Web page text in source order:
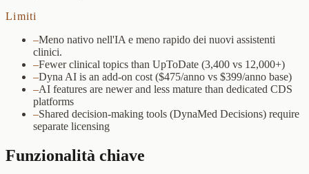
Limiti
–Meno nativo nell'IA e meno rapido dei nuovi assistenti
clinici.
–Fewer clinical topics than UpToDate (3,400 vs 12,000+)
–Dyna AI is an add-on cost ($475/anno vs $399/anno base)
–AI features are newer and less mature than dedicated CDS
platforms
–Shared decision-making tools (DynaMed Decisions) require
separate licensing
Funzionalità chiave